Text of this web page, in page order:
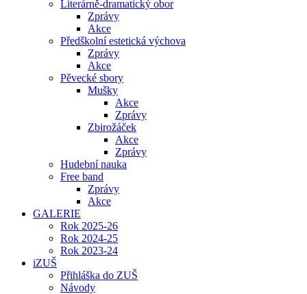
Literárně-dramatický obor
Zprávy
Akce
Předškolní estetická výchova
Zprávy
Akce
Pěvecké sbory
Mušky
Akce
Zprávy
Zbirožáček
Akce
Zprávy
Hudební nauka
Free band
Zprávy
Akce
GALERIE
Rok 2025-26
Rok 2024-25
Rok 2023-24
iZUŠ
Přihláška do ZUŠ
Návody